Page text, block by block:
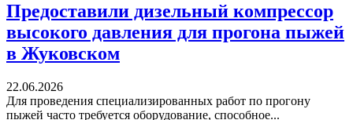
Предоставили дизельный компрессор
высокого давления для прогона пыжей
в Жуковском
22.06.2026
Для проведения специализированных работ по прогону
пыжей часто требуется оборудование, способное...